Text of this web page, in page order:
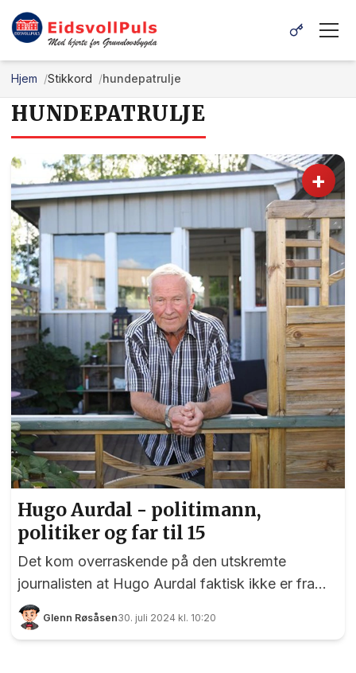
Hjem Stikkord hundepatrulje
HUNDEPATRULJE
+
Hugo Aurdal - politimann,
politiker og far til 15
Det kom overraskende på den utskremte
journalisten at Hugo Aurdal faktisk ikke er fra
Eidsvoll. Han begynte som politimann i Oslo i
1969, flyttet til Eidsvoll i 1980 og var politi her til
Glenn Røsåsen30. juli 2024 kl. 10:20